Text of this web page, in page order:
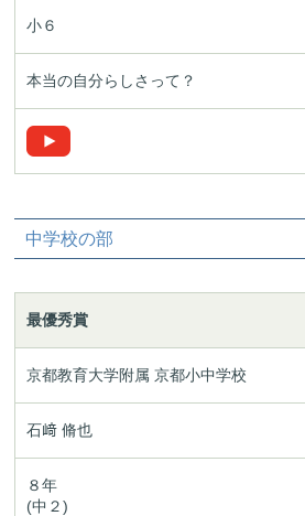
小６
本当の自分らしさって？
中学校の部
最優秀賞
京都教育大学附属 京都小中学校
石﨑 脩也
８年
(中２)